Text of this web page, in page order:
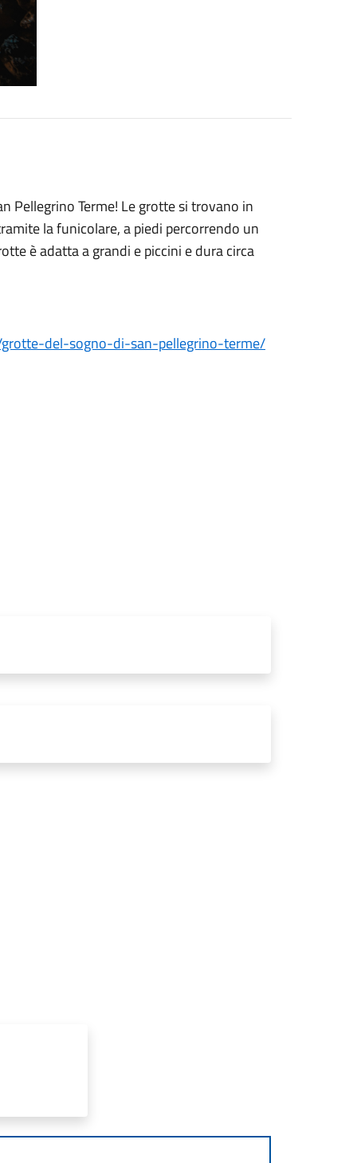
Pellegrino Terme! Le grotte si trovano in
la funicolare, a piedi percorrendo un
è adatta a grandi e piccini e dura circa
del-sogno-di-san-pellegrino-terme/